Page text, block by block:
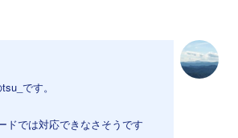
です。
ドでは対応できなさそうです